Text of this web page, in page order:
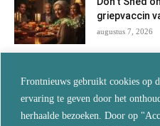
Frontnieuws gebruikt cookies op
ervaring te geven door het
herhaalde bezoeken. Door op
griepvaccin
augustus 7, 2026
doet verslag
ivermectine
augustus 7, 2026